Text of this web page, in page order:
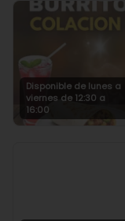
Disponible de lunes a
viernes de 12:30 a
16:00